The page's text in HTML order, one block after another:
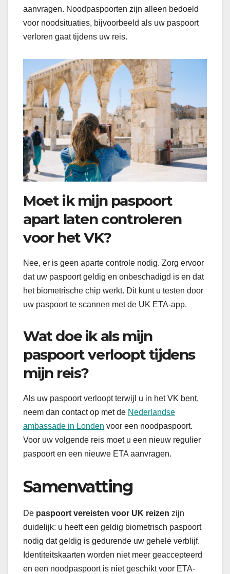
aanvragen. Noodpaspoorten zijn alleen bedoeld
voor noodsituaties, bijvoorbeeld als uw paspoort
verloren gaat tijdens uw reis.
Moet ik mijn paspoort
apart laten controleren
voor het VK?
Nee, er is geen aparte controle nodig. Zorg ervoor
dat uw paspoort geldig en onbeschadigd is en dat
het biometrische chip werkt. Dit kunt u testen door
uw paspoort te scannen met de UK ETA-app.
Wat doe ik als mijn
paspoort verloopt tijdens
mijn reis?
Als uw paspoort verloopt terwijl u in het VK bent,
neem dan contact op met de Nederlandse
ambassade in Londen voor een noodpaspoort.
Voor uw volgende reis moet u een nieuw regulier
paspoort en een nieuwe ETA aanvragen.
Samenvatting
De paspoort vereisten voor UK reizen zijn
duidelijk: u heeft een geldig biometrisch paspoort
nodig dat geldig is gedurende uw gehele verblijf.
Identiteitskaarten worden niet meer geaccepteerd
en een noodpaspoort is niet geschikt voor ETA-